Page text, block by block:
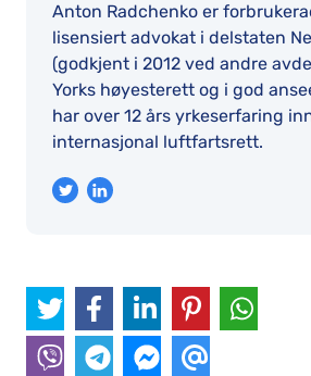
Anton Radchenko er
lisensiert advokat i delstaten
(godkjent i 2012 ved andre
Yorks høyesterett og i god
har over 12 års yrkeserfaring
internasjonal luftfartsrett.